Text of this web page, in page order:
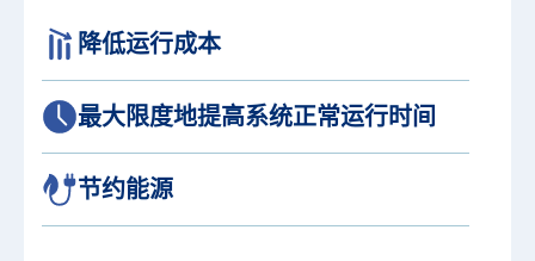
降低运行成本
最大限度地提高系统正常运行时间
节约能源